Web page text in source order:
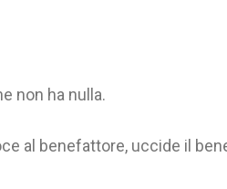
non ha nulla.
al benefattore, uccide il